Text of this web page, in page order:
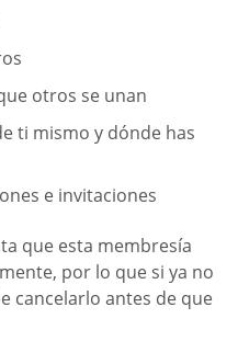
otros se unan
ti mismo y dónde has
e invitaciones
que esta membresía
por lo que si ya no
cancelarlo antes de que